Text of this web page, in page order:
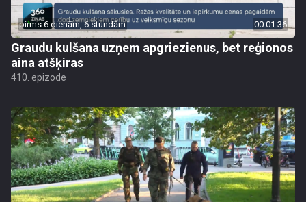
pirms 6 dienām, 6 stundām 00:01:36
Graudu kulšana uzņem apgriezienus, bet reģionos
aina atšķiras
410. epizode